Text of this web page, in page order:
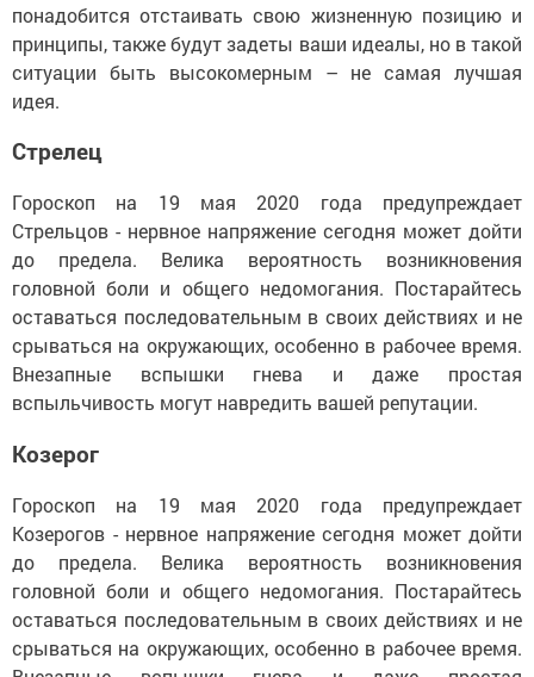
понадобится отстаивать свою жизненную позицию и
принципы, также будут задеты ваши идеалы, но в такой
ситуации быть высокомерным – не самая лучшая
идея.
Стрелец
Гороскоп на 19 мая 2020 года предупреждает
Стрельцов - нервное напряжение сегодня может дойти
до предела. Велика вероятность возникновения
головной боли и общего недомогания. Постарайтесь
оставаться последовательным в своих действиях и не
срываться на окружающих, особенно в рабочее время.
Внезапные вспышки гнева и даже простая
вспыльчивость могут навредить вашей репутации.
Козерог
Гороскоп на 19 мая 2020 года предупреждает
Козерогов - нервное напряжение сегодня может дойти
до предела. Велика вероятность возникновения
головной боли и общего недомогания. Постарайтесь
оставаться последовательным в своих действиях и не
срываться на окружающих, особенно в рабочее время.